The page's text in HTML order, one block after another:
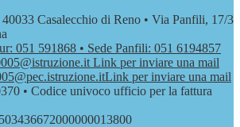
Casalecchio di Reno • Via Panfili, 17/3
051 591868 • Sede Panfili: 051 6194857
Link per inviare una mail
Link per inviare una mail
• Codice univoco ufficio per la fattura